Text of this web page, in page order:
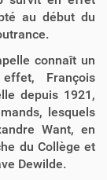
au début du
connaît un
François
depuis 1921,
lesquels
Want, en
du Collège et
Dewilde.